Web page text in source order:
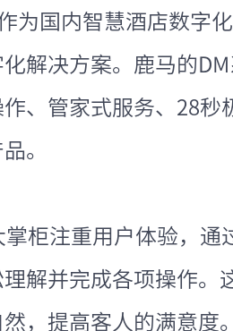
为国内智慧酒店数字
解决方案。鹿马的
、管家式服务、28秒
。
柜注重用户体验，通
解并完成各项操作。
，提高客人的满意度